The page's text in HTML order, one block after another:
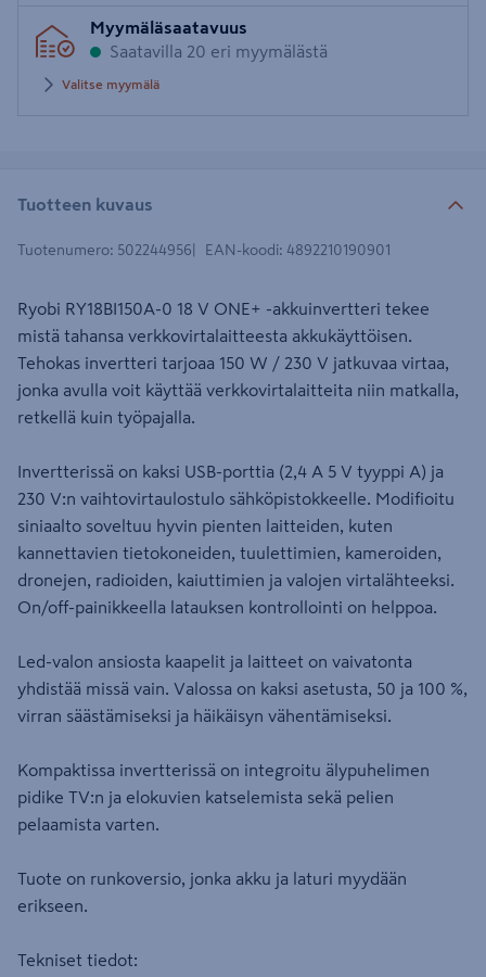
postinumero
Myymäläsaatavuus
Saatavilla 20 eri myymälästä
Valitse myymälä
Tuotteen kuvaus
Tuotenumero: 502244956 EAN-koodi: 4892210190901
Ryobi RY18BI150A-0 18 V ONE+ -akkuinvertteri tekee
mistä tahansa verkkovirtalaitteesta akkukäyttöisen.
Tehokas invertteri tarjoaa 150 W / 230 V jatkuvaa virtaa,
jonka avulla voit käyttää verkkovirtalaitteita niin matkalla,
retkellä kuin työpajalla.
Invertterissä on kaksi USB-porttia (2,4 A 5 V tyyppi A) ja
230 V:n vaihtovirtaulostulo sähköpistokkeelle. Modifioitu
siniaalto soveltuu hyvin pienten laitteiden, kuten
kannettavien tietokoneiden, tuulettimien, kameroiden,
dronejen, radioiden, kaiuttimien ja valojen virtalähteeksi.
On/off-painikkeella latauksen kontrollointi on helppoa.
Led-valon ansiosta kaapelit ja laitteet on vaivatonta
yhdistää missä vain. Valossa on kaksi asetusta, 50 ja 100 %,
virran säästämiseksi ja häikäisyn vähentämiseksi.
Kompaktissa invertterissä on integroitu älypuhelimen
pidike TV:n ja elokuvien katselemista sekä pelien
pelaamista varten.
Tuote on runkoversio, jonka akku ja laturi myydään
erikseen.
Tekniset tiedot: